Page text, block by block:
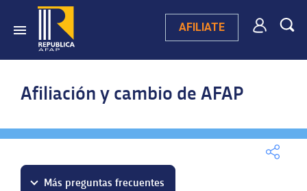
AFILIATE
Afiliación y cambio de AFAP
Más preguntas frecuentes